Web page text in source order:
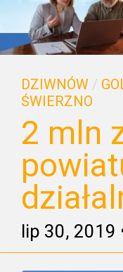
DZIWNÓW /
ŚWIERZNO
2 mln
lip 30, 2019